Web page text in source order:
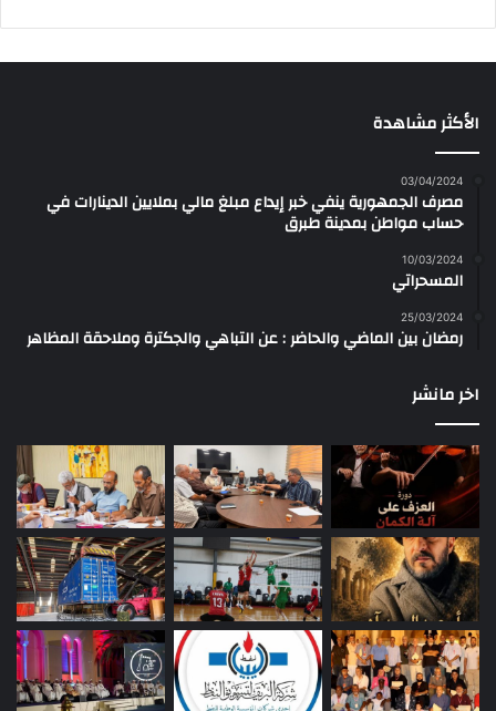
الأكثر مشاهدة
03/04/2024
مصرف الجمهورية ينفي خبر إيداع مبلغ مالي بملايين الدينارات في
حساب مواطن بمدينة طبرق
10/03/2024
المسحراتي
25/03/2024
رمضان بين الماضي والحاضر : عن التباهي والجكترة وملاحقة المظاهر
اخر مانشر